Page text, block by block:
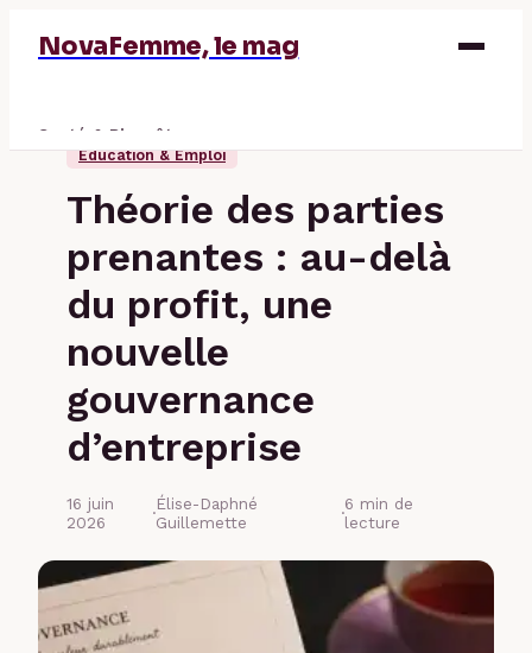
NovaFemme, le mag
Santé & Bien-être
Finance
Éducation & Emploi
Théorie des parties
prenantes : au-delà
du profit, une
nouvelle
gouvernance
d’entreprise
16 juin
2026
·Élise-Daphné
Guillemette
·6 min de
lecture